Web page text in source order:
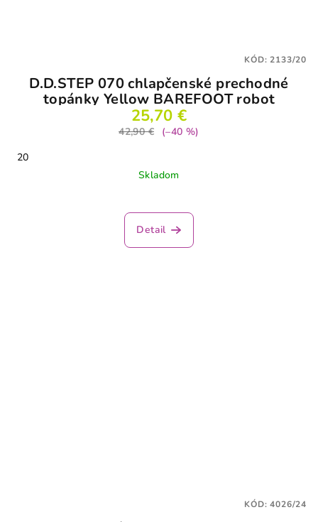
D.D.STEP 070 chlapčenské prechodné
topánky Yellow BAREFOOT robot
25,70 €
42,90 €
(–40 %)
20
Skladom
hodnotenie
produktu
Detail
KÓD:2133/20
KÓD:4026/24